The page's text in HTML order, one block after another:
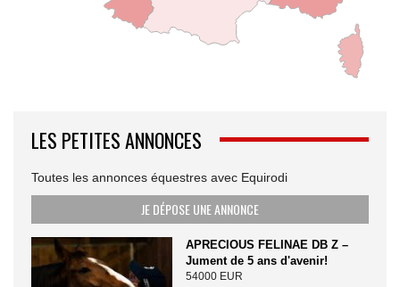
LES PETITES ANNONCES
Toutes les annonces équestres avec Equirodi
JE DÉPOSE UNE ANNONCE
APRECIOUS FELINAE DB Z –
Jument de 5 ans d'avenir!
54000 EUR